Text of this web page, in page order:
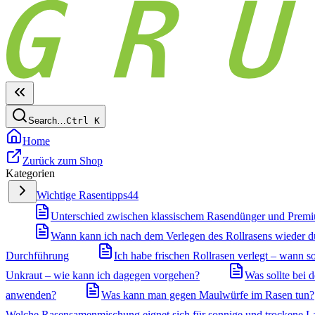
Search…Ctrl K
Home
Zurück zum Shop
Kategorien
Wichtige Rasentipps44
Unterschied zwischen klassischem Rasendünger und
Wann kann ich nach dem Verlegen des Rollrasens wieder
Durchführung
Ich habe frischen Rollrasen verlegt – wann
Unkraut – wie kann ich dagegen vorgehen?
Was sollte bei
anwenden?
Was kann man gegen Maulwürfe im Rasen tun?